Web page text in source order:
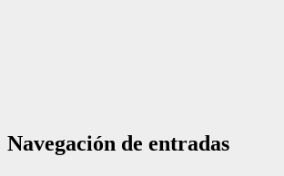
Navegación de entradas